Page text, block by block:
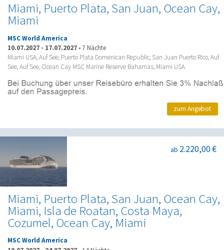
Miami, Puerto Plata, San Juan, Ocean Cay,
Miami
MSC World America
10.07.2027 - 17.07.2027 • 7 Nächte
Miami USA, Auf See, Puerto Plata Domenican Republic, San Juan Puerto Rico, Auf
See, Auf See, Ocean Cay MSC Marine Reserve Bahamas, Miami USA
zum Angebot
Miami, Puerto Plata, San Juan, Ocean Cay,
Miami, Isla de Roatan, Costa Maya,
Cozumel, Ocean Cay, Miami
ab 2.220,00 €
MSC World America